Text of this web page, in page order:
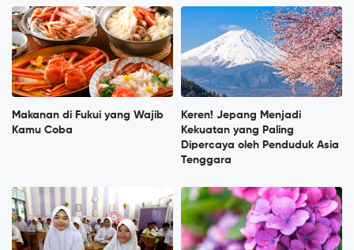
Makanan di Fukui yang Wajib
Kamu Coba
Keren! Jepang Menjadi
Kekuatan yang Paling
Dipercaya oleh Penduduk Asia
Tenggara